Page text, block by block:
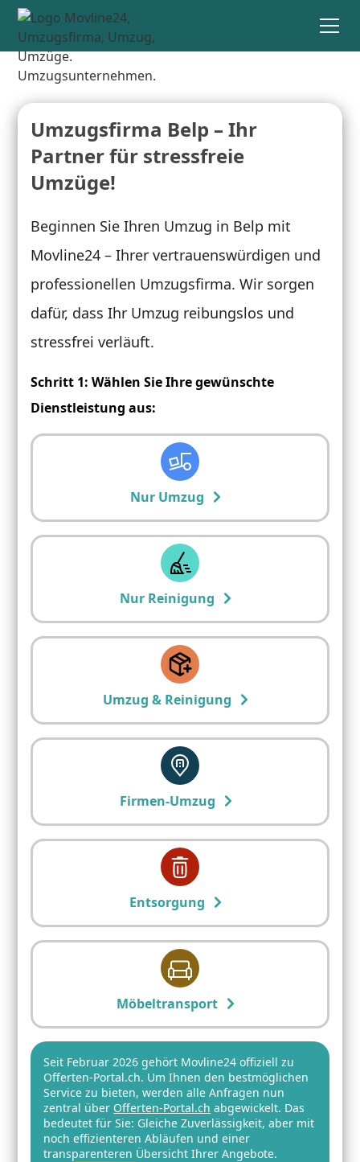
Umzugsfirma Belp – Ihr
Partner für stressfreie
Umzüge!
Beginnen Sie Ihren Umzug in Belp mit
Movline24 – Ihrer vertrauenswürdigen und
professionellen Umzugsfirma. Wir sorgen
dafür, dass Ihr Umzug reibungslos und
stressfrei verläuft.
Schritt 1: Wählen Sie Ihre gewünschte
Dienstleistung aus:
Nur Umzug
Nur Reinigung
Umzug & Reinigung
Firmen-Umzug
Entsorgung
Möbeltransport
Seit Februar 2026 gehört Movline24 offiziell zu
Offerten-Portal.ch. Um Ihnen den bestmöglichen
Service zu bieten, werden alle Anfragen nun
zentral über Offerten-Portal.ch abgewickelt. Das
bedeutet für Sie: Gleiche Zuverlässigkeit, aber mit
noch effizienteren Abläufen und einer
transparenteren Übersicht Ihrer Angebote.